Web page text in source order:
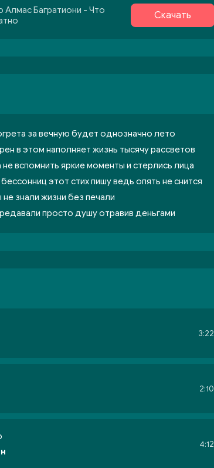
Алмас Багратиони - Что
Скачать
за вечную будет однозначно лето
в этом наполняет жизнь тысячу рассветов
вспомнить яркие моменты и стерлись лица
этот стих пишу ведь опять не снится
знали жизни без печали
просто душу отравив деньгами
3:22
2:10
4:12